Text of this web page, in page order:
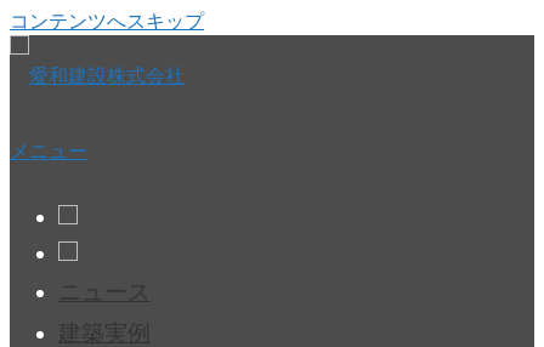
コンテンツへスキップ
メニュー
ニュース
建築実例